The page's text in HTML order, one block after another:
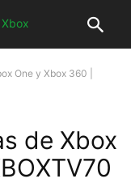
One y Xbox 360 |
de Xbox